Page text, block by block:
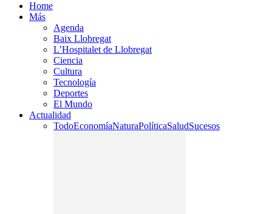
Home
Más
Agenda
Baix Llobregat
L’Hospitalet de Llobregat
Ciencia
Cultura
Tecnología
Deportes
El Mundo
Actualidad
TodoEconomíaNaturaPolíticaSaludSucesos